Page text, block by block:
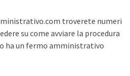
troverete numeri
su come avviare la procedura
ha un fermo amministrativo